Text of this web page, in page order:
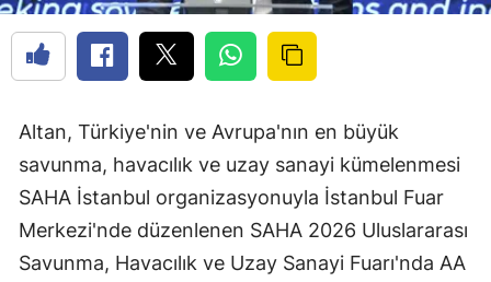
Altan, Türkiye'nin ve Avrupa'nın en büyük
savunma, havacılık ve uzay sanayi kümelenmesi
SAHA İstanbul organizasyonuyla İstanbul Fuar
Merkezi'nde düzenlenen SAHA 2026 Uluslararası
Savunma, Havacılık ve Uzay Sanayi Fuarı'nda AA